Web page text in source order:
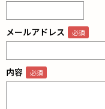
メールアドレス
内容